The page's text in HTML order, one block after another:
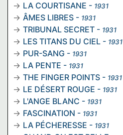
LA COURTISANE - 1931
ÂMES LIBRES - 1931
TRIBUNAL SECRET - 1931
LES TITANS DU CIEL - 1931
PUR-SANG - 1931
LA PENTE - 1931
THE FINGER POINTS - 1931
LE DÉSERT ROUGE - 1931
L'ANGE BLANC - 1931
FASCINATION - 1931
LA PÉCHERESSE - 1931